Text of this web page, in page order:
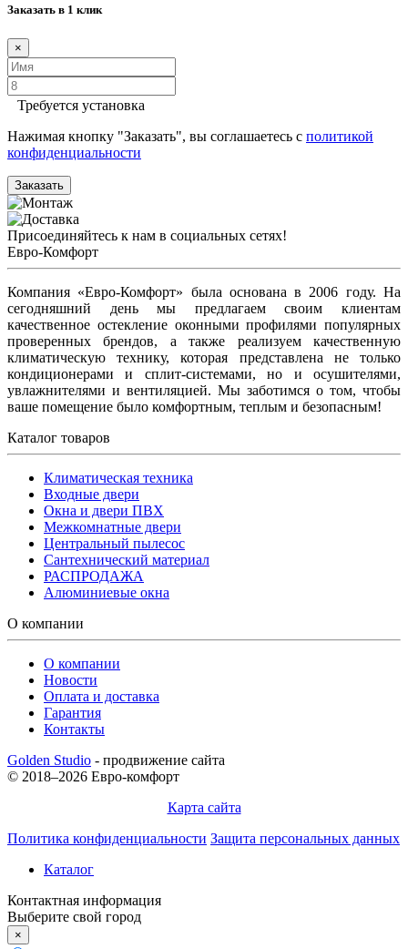
Заказать в 1 клик
×
Требуется установка
Нажимая кнопку "Заказать", вы соглашаетесь с политикой
конфиденциальности
Заказать
Присоединяйтесь к нам в социальных сетях!
Евро-Комфорт
Компания «Евро-Комфорт» была основана в 2006 году. На
сегодняшний день мы предлагаем своим клиентам
качественное остекление оконными профилями популярных
проверенных брендов, а также реализуем качественную
климатическую технику, которая представлена не только
кондиционерами и сплит-системами, но и осушителями,
увлажнителями и вентиляцией. Мы заботимся о том, чтобы
ваше помещение было комфортным, теплым и безопасным!
Каталог товаров
Климатическая техника
Входные двери
Окна и двери ПВХ
Межкомнатные двери
Центральный пылесос
Сантехнический материал
РАСПРОДАЖА
Алюминиевые окна
О компании
О компании
Новости
Оплата и доставка
Гарантия
Контакты
Golden Studio - продвижение сайта
© 2018–2026 Евро-комфорт
Карта сайта
Политика конфиденциальности Защита персональных данных
Каталог
Контактная информация
Выберите свой город
×